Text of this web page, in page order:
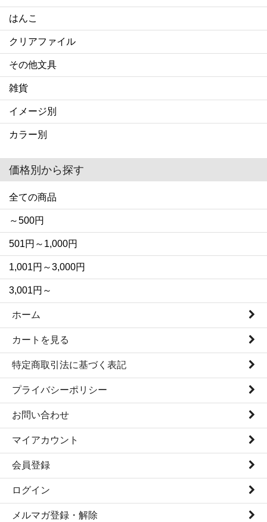
はんこ
クリアファイル
その他文具
雑貨
イメージ別
カラー別
価格別から探す
全ての商品
～500円
501円～1,000円
1,001円～3,000円
3,001円～
ホーム
カートを見る
特定商取引法に基づく表記
プライバシーポリシー
お問い合わせ
マイアカウント
会員登録
ログイン
メルマガ登録・解除